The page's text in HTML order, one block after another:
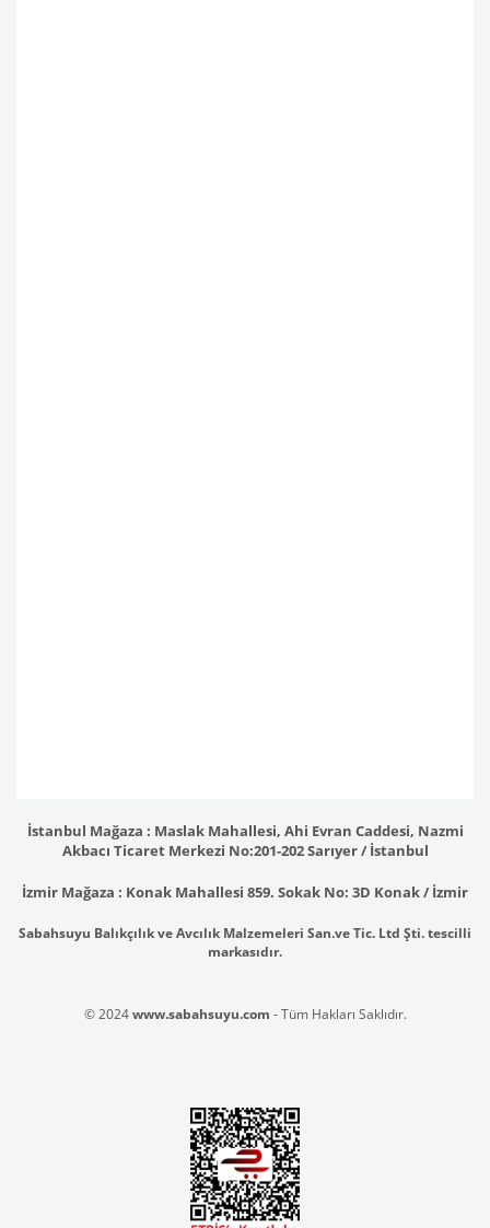
İstanbul Mağaza : Maslak Mahallesi, Ahi Evran Caddesi, Nazmi
Akbacı Ticaret Merkezi No:201-202 Sarıyer / İstanbul
İzmir Mağaza : Konak Mahallesi 859. Sokak No: 3D Konak / İzmir
Sabahsuyu Balıkçılık ve Avcılık Malzemeleri San.ve Tic. Ltd Şti. tescilli
markasıdır.
© 2024www.sabahsuyu.com - Tüm Hakları Saklıdır.